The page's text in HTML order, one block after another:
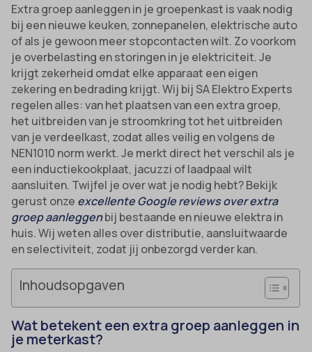
Extra groep aanleggen in je groepenkast is vaak nodig
bij een nieuwe keuken, zonnepanelen, elektrische auto
of als je gewoon meer stopcontacten wilt. Zo voorkom
je overbelasting en storingen in je elektriciteit. Je
krijgt zekerheid omdat elke apparaat een eigen
zekering en bedrading krijgt. Wij bij SA Elektro Experts
regelen alles: van het plaatsen van een extra groep,
het uitbreiden van je stroomkring tot het uitbreiden
van je verdeelkast, zodat alles veilig en volgens de
NEN1010 norm werkt. Je merkt direct het verschil als je
een inductiekookplaat, jacuzzi of laadpaal wilt
aansluiten. Twijfel je over wat je nodig hebt? Bekijk
gerust onze excellente Google reviews over extra
groep aanleggenbij bestaande en nieuwe elektra in
huis. Wij weten alles over distributie, aansluitwaarde
en selectiviteit, zodat jij onbezorgd verder kan.
Inhoudsopgaven
Wat betekent een extra groep aanleggen in
je meterkast?